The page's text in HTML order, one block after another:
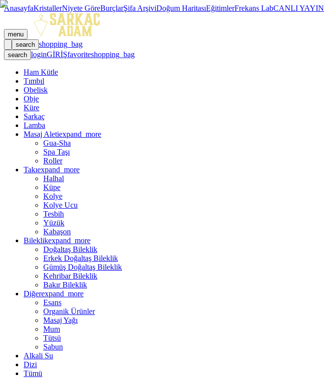
AnasayfaKristallerNiyete GöreBurçlarŞifa ArşiviDoğum HaritasıEğitimlerFrekans LabCANLI YAYIN
menu
search shopping_bag
search loginGİRİŞfavoriteshopping_bag
Ham Kütle
Tımbıl
Obelisk
Obje
Küre
Sarkaç
Lamba
Masaj Aletiexpand_more
Gua-Sha
Spa Taşı
Roller
Takıexpand_more
Halhal
Küpe
Kolye
Kolye Ucu
Tesbih
Yüzük
Kabaşon
Bileklikexpand_more
Doğaltaş Bileklik
Erkek Doğaltaş Bileklik
Gümüş Doğaltaş Bileklik
Kehribar Bileklik
Bakır Bileklik
Diğerexpand_more
Esans
Organik Ürünler
Masaj Yağı
Mum
Tütsü
Sabun
Alkali Su
Dizi
Tümü